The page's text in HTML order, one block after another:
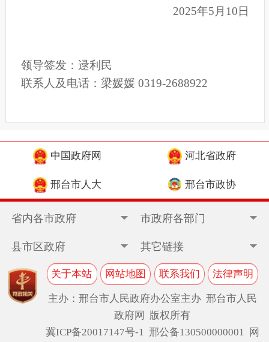
2025年5月10日
领导签发：逯利民
联系人及电话： 梁媛媛 0319-2688922
中国政府网 河北省政府
邢台市人大 邢台市政协
省内各市政府 市政府各部门
县市区政府 其它链接
关于本站 网站地图 联系我们 法律声明
主办：邢台市人民政府办公室主办 邢台市人民
政府网 版权所有
冀ICP备20017147号-1 邢公备130500000001 网